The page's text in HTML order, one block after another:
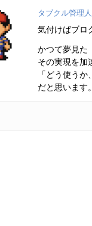
タブクル管理人
気付けばブロ
かつて夢見た
その実現を加
「どう使う
だと思います。